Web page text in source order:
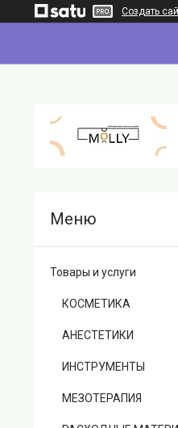
Создать
Товары и услуги
КОСМЕТИКА
АНЕСТЕТИКИ
ИНСТРУМЕНТЫ
МЕЗОТЕРАПИЯ